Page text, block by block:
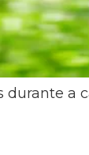
durante a